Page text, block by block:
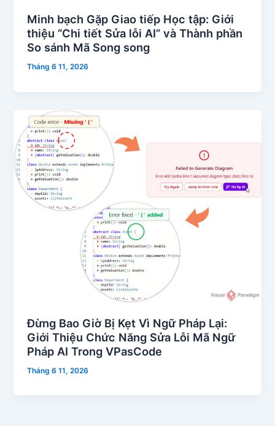
Minh bạch Gặp Giao tiếp Học tập: Giới
thiệu “Chi tiết Sửa lỗi AI” và Thành phần
So sánh Mã Song song
Tháng 6 11, 2026
Đừng Bao Giờ Bị Kẹt Vì Ngữ Pháp Lại:
Giới Thiệu Chức Năng Sửa Lỗi Mã Ngữ
Pháp AI Trong VPasCode
Tháng 6 11, 2026